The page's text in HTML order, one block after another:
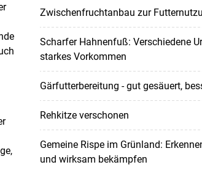
Zwischenfruchtanbau zur
Scharfer Hahnenfuß: Verschiedene
starkes Vorkommen
Gärfutterbereitung - gut gesäuert,
Rehkitze verschonen
Gemeine Rispe im Grünland:
und wirksam bekämpfen